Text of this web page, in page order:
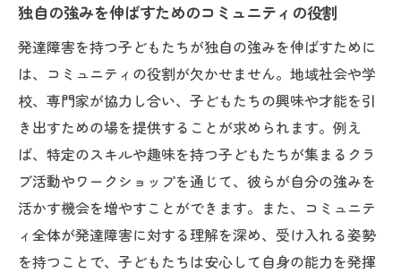
独自の強みを伸ばすためのコミュニティの役割
発達障害を持つ子どもたちが独自の強みを伸ばすために
は、コミュニティの役割が欠かせません。地域社会や学
校、専門家が協力し合い、子どもたちの興味や才能を引
き出すための場を提供することが求められます。例え
ば、特定のスキルや趣味を持つ子どもたちが集まるクラ
ブ活動やワークショップを通じて、彼らが自分の強みを
活かす機会を増やすことができます。また、コミュニテ
ィ全体が発達障害に対する理解を深め、受け入れる姿勢
を持つことで、子どもたちは安心して自身の能力を発揮